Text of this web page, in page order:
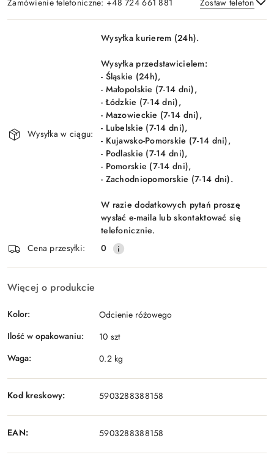
Wyślij
Dostępność
Wysyłka w ciągu:
Wysyłka kurierem (24h).
Wysyłka przedstawicielem:
- Śląskie (24h),
- Małopolskie (7-14 dni),
- Łódzkie (7-14 dni),
- Mazowieckie (7-14 dni),
- Lubelskie (7-14 dni),
- Kujawsko-Pomorskie (7-14 dni),
- Podlaskie (7-14 dni),
- Pomorskie (7-14 dni),
- Zachodniopomorskie (7-14 dni).
W razie dodatkowych pytań proszę
wysłać e-maila lub skontaktować się
telefonicznie.
Cena przesyłki:
0
Więcej o produkcie
Kolor:
Odcienie różowego
Ilość w opakowaniu:
10 szt
Waga:
0.2 kg
Kod kreskowy: 5903288388158
EAN: 5903288388158